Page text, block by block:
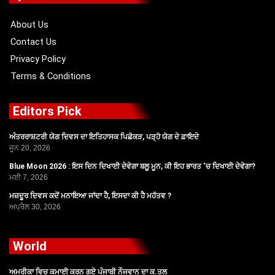
About Us
Contact Us
Privacy Policy
Terms & Conditions
Editors Pick
ਅੰਤਰਰਾਸ਼ਟਰੀ ਯੋਗ ਦਿਵਸ ਦਾ ਇਤਿਹਾਸਕ ਪਿਛੋਕੜ, ਪੜ੍ਹੋ ਯੋਗ ਦੇ ਫ਼ਾਇਦੇ
ਜੂਨ 20, 2026
Blue Moon 2026 : ਇਸ ਦਿਨ ਦਿਖਾਈ ਦੇਵੇਗਾ ਬਲੂ ਮੂਨ, ਕੀ ਇਹ ਭਾਰਤ ‘ਚ ਦਿਖਾਈ ਦੇਵੇਗਾ?
ਮਈ 7, 2026
ਮਜ਼ਦੂਰ ਦਿਵਸ ਕਦੋਂ ਮਨਾਇਆ ਜਾਂਦਾ ਹੈ, ਇਸਦਾ ਕੀ ਹੈ ਮਹੱਤਵ ?
ਅਪ੍ਰੈਲ 30, 2026
World
ਅਮਰੀਕਾ ਵਿਚ ਕਮਾਈ ਕਰਨ ਗਏ ਪੰਜਾਬੀ ਨੌਜਵਾਨ ਦਾ ਕ.ਤਲ